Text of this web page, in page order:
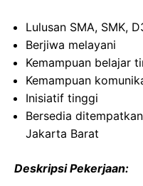
Lulusan SMA, SMK,
Berjiwa melayani
Kemampuan belajar
Kemampuan
Inisiatif tinggi
Bersedia
Jakarta Barat
Deskripsi Pekerjaan: